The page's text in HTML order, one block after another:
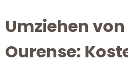
Umziehen
Ourense: